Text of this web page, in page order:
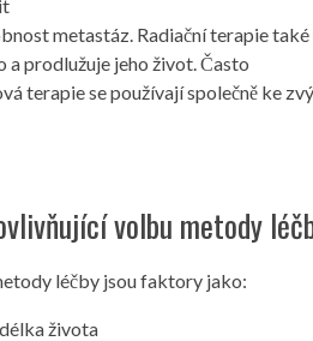
metastáz. Radiační terapie
a prodlužuje jeho život. Často
terapie se používají společně ke
volbu metody
léčby jsou faktory jako:
života